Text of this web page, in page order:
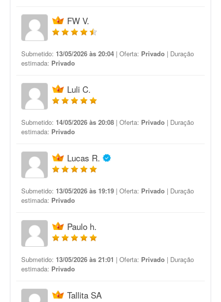
FW V.
Submetido: 13/05/2026 às 20:04 | Oferta: Privado | Duração
estimada: Privado
Luli C.
Submetido: 14/05/2026 às 20:08 | Oferta: Privado | Duração
estimada: Privado
Lucas R.
Submetido: 13/05/2026 às 19:19 | Oferta: Privado | Duração
estimada: Privado
Paulo h.
Submetido: 13/05/2026 às 21:01 | Oferta: Privado | Duração
estimada: Privado
Tallita SA